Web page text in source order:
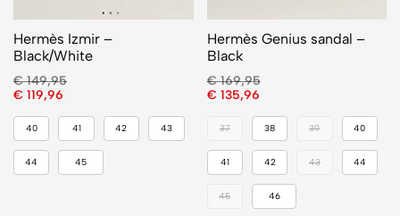
Hermès Izmir –
Black/White
€149,95
€ 119,96
40 41 42 43
44 45
Hermès Genius sandal –
Black
€169,95
€ 135,96
37 38 39 40
41 42 43 44
45 46